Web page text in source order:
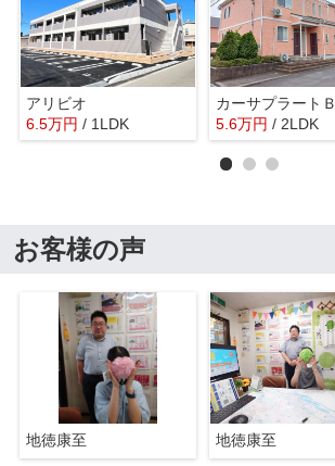
アリビオ
6.5万円 / 1LDK
カーサプラートＢ
5.6万円 / 2LDK
お客様の声
地徳康至 地徳康至